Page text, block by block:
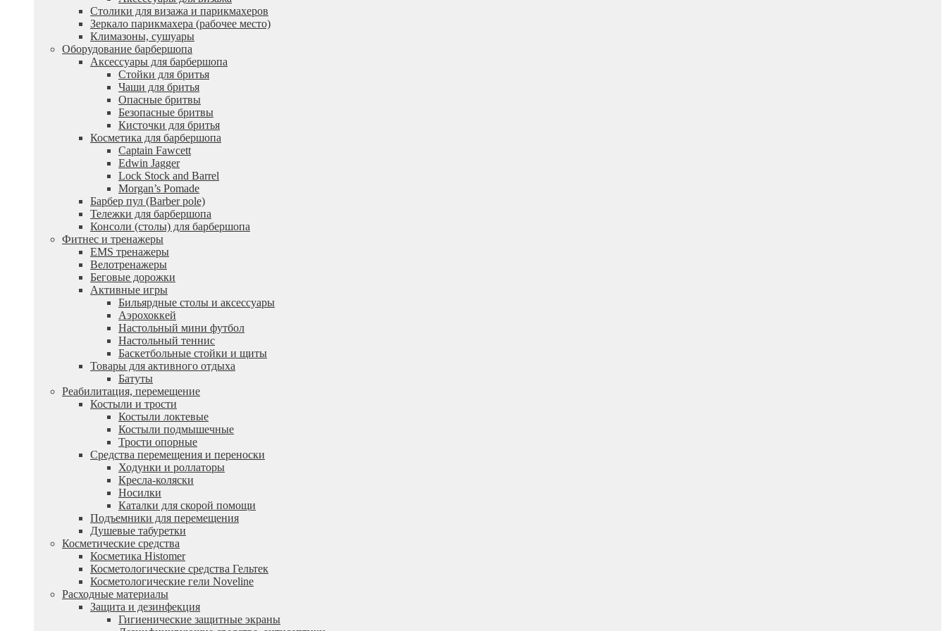
Столики для визажа и парикмахеров
Зеркало парикмахера (рабочее место)
Климазоны, сушуары
Оборудование барбершопа
Аксессуары для барбершопа
Стойки для бритья
Чаши для бритья
Опасные бритвы
Безопасные бритвы
Кисточки для бритья
Косметика для барбершопа
Captain Fawcett
Edwin Jagger
Lock Stock and Barrel
Morgan’s Pomade
Барбер пул (Barber pole)
Тележки для барбершопа
Консоли (столы) для барбершопа
Фитнес и тренажеры
EMS тренажеры
Велотренажеры
Беговые дорожки
Активные игры
Бильярдные столы и аксессуары
Аэрохоккей
Настольный мини футбол
Настольный теннис
Баскетбольные стойки и щиты
Товары для активного отдыха
Батуты
Реабилитация, перемещение
Костыли и трости
Костыли локтевые
Костыли подмышечные
Трости опорные
Средства перемещения и переноски
Ходунки и роллаторы
Кресла-коляски
Носилки
Каталки для скорой помощи
Подъемники для перемещения
Душевые табуретки
Косметические средства
Косметика Histomer
Косметологические средства Гельтек
Косметологические гели Noveline
Расходные материалы
Защита и дезинфекция
Гигиенические защитные экраны